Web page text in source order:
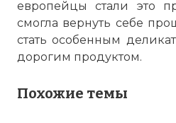
европейцы стали это
смогла вернуть себе
стать особенным
дорогим продуктом.
Похожие темы